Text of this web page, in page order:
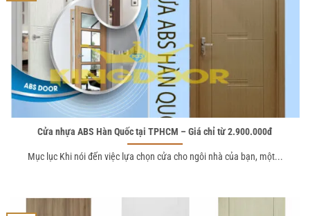
Cửa nhựa ABS Hàn Quốc tại TPHCM – Giá chỉ từ 2.900.000đ
Mục lục Khi nói đến việc lựa chọn cửa cho ngôi nhà của bạn, một...